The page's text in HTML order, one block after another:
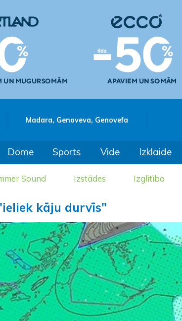
Madara, Genoveva, Genovefa
Dome Sports Vide Izklaide
Sound Izstādes Izglītība
kāju durvīs"